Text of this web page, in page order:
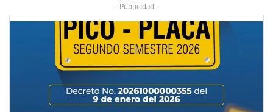
- Publicidad -